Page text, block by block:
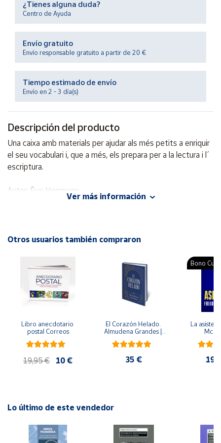
Productos
Solidarios
Ayuda
Centro
de ayuda
Contacto
Vendedores
Mapa de
vendedores
vendedor
Cuenta
Península
Baleares
¿Tienes alguna duda?
Centro de Ayuda
Envío gratuito
Envío responsable gratuito a partir de 20 €
Tiempo estimado de envío
Envío en 2 - 3 día(s)
Descripción del producto
Una caixa amb materials per ajudar als més petits a enriquir
el seu vocabulari i, que a més, els prepara per a la lectura i l´
escriptura.
Autor: Ève Herrmann
Editorial: Estrella Polar - català
Advertencias:
piezas pequeñas. Peligro de asfixia
Ver más información
Otros usuarios también compraron
Libro anecdotario
postal Correos
19,95 € 10 €
El Corazón Helado.
Almudena Grandes |
Edición especial de
lujo | Libro con sello y
35 €
Bono
La
Lo último de este vendedor